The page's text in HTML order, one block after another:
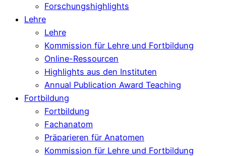
Forschungshighlights
Lehre
Lehre
Kommission für Lehre und Fortbildung
Online-Ressourcen
Highlights aus den Instituten
Annual Publication Award Teaching
Fortbildung
Fortbildung
Fachanatom
Präparieren für Anatomen
Kommission für Lehre und Fortbildung